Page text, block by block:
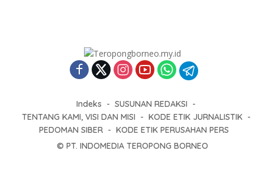
Indeks
SUSUNAN REDAKSI
TENTANG KAMI, VISI DAN MISI
KODE ETIK JURNALISTIK
PEDOMAN SIBER
KODE ETIK PERUSAHAN PERS
© PT. INDOMEDIA TEROPONG BORNEO